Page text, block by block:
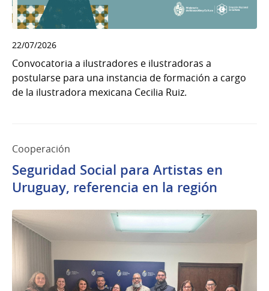
22/07/2026
Convocatoria a ilustradores e ilustradoras a
postularse para una instancia de formación a cargo
de la ilustradora mexicana Cecilia Ruiz.
Cooperación
Seguridad Social para Artistas en
Uruguay, referencia en la región